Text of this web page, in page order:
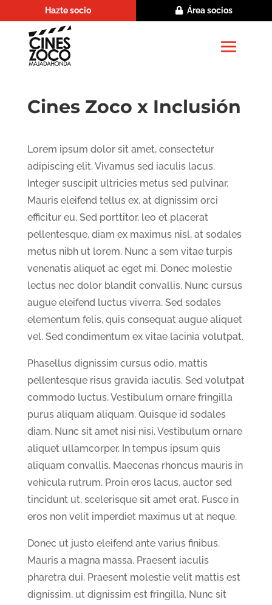
Hazte socio Área socios
Cines Zoco x Inclusión
Lorem ipsum dolor sit amet, consectetur
adipiscing elit. Vivamus sed iaculis lacus.
Integer suscipit ultricies metus sed pulvinar.
Mauris eleifend tellus ex, at dignissim orci
efficitur eu. Sed porttitor, leo et placerat
pellentesque, diam ex maximus nisl, at sodales
metus nibh ut lorem. Nunc a sem vitae turpis
venenatis aliquet ac eget mi. Donec molestie
lectus nec dolor blandit convallis. Nunc cursus
augue eleifend luctus viverra. Sed sodales
elementum felis, quis consequat augue aliquet
vel. Sed condimentum ex vitae lacinia volutpat.
Phasellus dignissim cursus odio, mattis
pellentesque risus gravida iaculis. Sed volutpat
commodo luctus. Vestibulum ornare fringilla
purus aliquam aliquam. Quisque id sodales
diam. Nunc sit amet nisi nisi. Vestibulum ornare
aliquet ullamcorper. In tempus ipsum quis
aliquam convallis. Maecenas rhoncus mauris in
vehicula rutrum. Proin eros lacus, auctor sed
tincidunt ut, scelerisque sit amet erat. Fusce in
eros non velit imperdiet maximus ut at neque.
Donec ut justo eleifend ante varius finibus.
Mauris a magna massa. Praesent iaculis
pharetra dui. Praesent molestie velit mattis est
dignissim, ut dignissim est fringilla. Nunc sit